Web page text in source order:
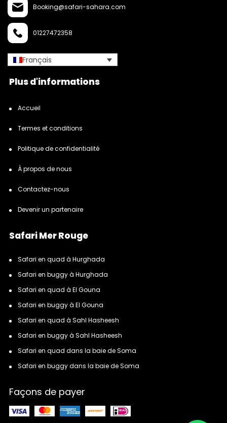
Booking@safari-sahara.com
01227472358
Français
Plus d'informations
Accueil
Termes et conditions
Politique de confidentialité
À propos de nous
Contactez-nous
Devenir un partenaire
Safari Mer Rouge
Safari en quad à Hurghada
Safari en buggy à Hurghada
Safari en quad à El Gouna
Safari en buggy à El Gouna
Safari en quad à Sahl Hasheesh
Safari en buggy à Sahl Hasheesh
Safari en quad dans la baie de Soma
Safari en buggy dans la baie de Soma
Façons de payer